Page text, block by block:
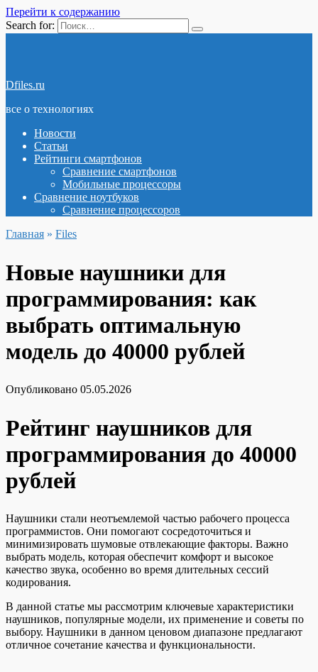
Перейти к содержанию
Search for:
Dfiles.ru
все о технологиях
Новости
Статьи
Рейтинги смартфонов
Сравнение смартфонов
Мобильные процессоры
Сравнение ноутбуков
Сравнение процессоров
Главная » Files
Новые наушники для
программирования: как
выбрать оптимальную
модель до 40000 рублей
Опубликовано 05.05.2026
Рейтинг наушников для
программирования до 40000
рублей
Наушники стали неотъемлемой частью рабочего процесса
программистов. Они помогают сосредоточиться и
минимизировать шумовые отвлекающие факторы. Важно
выбрать модель, которая обеспечит комфорт и высокое
качество звука, особенно во время длительных сессий
кодирования.
В данной статье мы рассмотрим ключевые характеристики
наушников, популярные модели, их применение и советы по
выбору. Наушники в данном ценовом диапазоне предлагают
отличное сочетание качества и функциональности.